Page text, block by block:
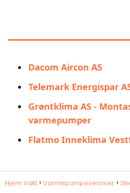
Dacom Aircon AS
Telemark Energispar
Grøntklima AS -
varmepumper
Flatmo Inneklima
Hjem Vakt Varmepumpeservicer